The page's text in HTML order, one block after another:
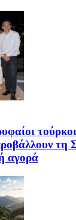
τη
αγορά